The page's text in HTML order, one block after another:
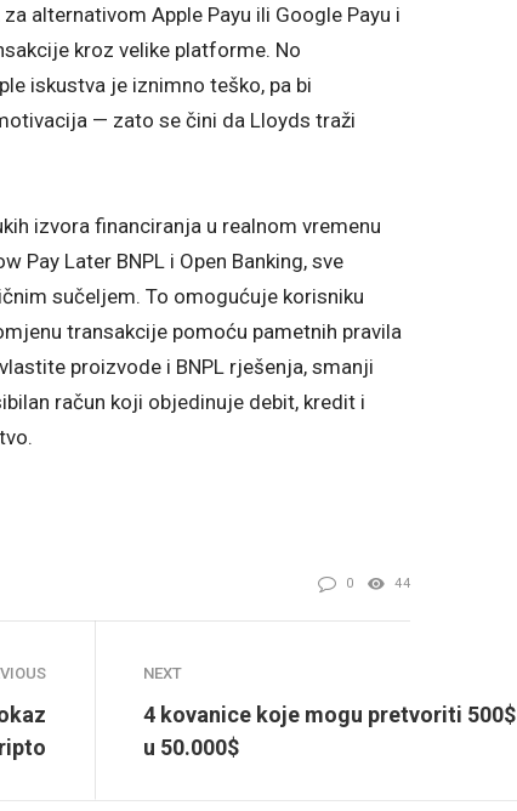
alternativom Apple Payu ili Google Payu i
kroz velike platforme. No
iskustva je iznimno teško, pa bi
— zato se čini da Lloyds traži
izvora financiranja u realnom vremenu
Pay Later BNPL i Open Banking, sve
sučeljem. To omogućuje korisniku
transakcije pomoću pametnih pravila
proizvode i BNPL rješenja, smanji
račun koji objedinuje debit, kredit i
0 44
NEXT
4 kovanice koje mogu pretvoriti 500$
u 50.000$